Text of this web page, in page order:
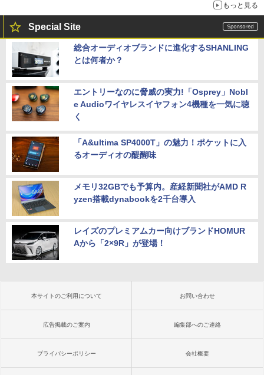
もっと見る
Special Site
総合オーディオブランドに進化するSHANLING
とは何者か？
エントリーなのに脅威の実力!「Osprey」Nobl
e Audioワイヤレスイヤフォン4機種を一気に聴
く
「A&ultima SP4000T」の魅力！ポケットに入
るオーディオの醍醐味
メモリ32GBでも予算内。産経新聞社がAMD R
yzen搭載dynabookを2千台導入
レイズのプレミアムカー向けブランドHOMUR
Aから「2×9R」が登場！
本サイトのご利用について お問い合わせ
広告掲載のご案内 編集部へのご連絡
プライバシーポリシー 会社概要